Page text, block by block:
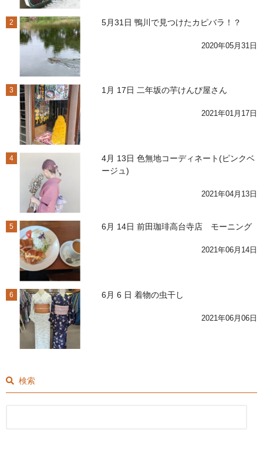
2 5月31日 鴨川で見つけたカピバラ！？
2020年05月31日
3 1月 17日 二年坂の芋けんぴ屋さん
2021年01月17日
4
4月 13日 色無地コーディネート(ピンクベ
ージュ)
2021年04月13日
5 6月 14日 前田珈琲高台寺店 モーニング
2021年06月14日
6 6月 6 日 着物の虫干し
2021年06月06日
検索